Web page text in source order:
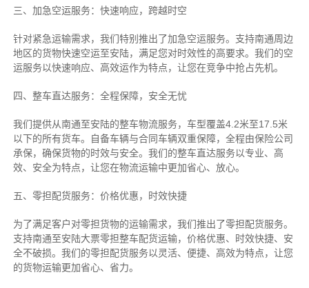
三、加急空运服务：快速响应，跨越时空
针对紧急运输需求，我们特别推出了加急空运服务。支持南通周边
地区的货物快速空运至安陆，满足您对时效性的高要求。我们的空
运服务以快速响应、高效运作为特点，让您在竞争中抢占先机。
四、整车直达服务：全程保障，安全无忧
我们提供从南通至安陆的整车物流服务，车型覆盖4.2米至17.5米
以下的所有货车。自备车辆与合同车辆双重保障，全程由保险公司
承保，确保货物的时效与安全。我们的整车直达服务以专业、高
效、安全为特点，让您在物流运输中更加省心、放心。
五、零担配货服务：价格优惠，时效快捷
为了满足客户对零担货物的运输需求，我们推出了零担配货服务。
支持南通至安陆大票零担整车配货运输，价格优惠、时效快捷、安
全不破损。我们的零担配货服务以灵活、便捷、高效为特点，让您
的货物运输更加省心、省力。